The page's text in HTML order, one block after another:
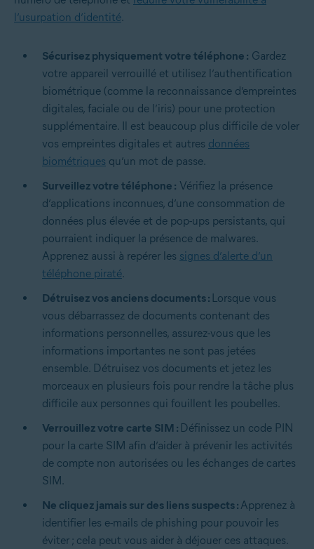
l’usurpation d’identité.
Sécurisez physiquement votre téléphone : Gardez
votre appareil verrouillé et utilisez l’authentification
biométrique (comme la reconnaissance d’empreintes
digitales, faciale ou de l’iris) pour une protection
supplémentaire. Il est beaucoup plus difficile de voler
vos empreintes digitales et autres données
biométriques qu’un mot de passe.
Surveillez votre téléphone : Vérifiez la présence
d’applications inconnues, d’une consommation de
données plus élevée et de pop-ups persistants, qui
pourraient indiquer la présence de malwares.
Apprenez aussi à repérer les signes d’alerte d’un
téléphone piraté.
Détruisez vos anciens documents : Lorsque vous
vous débarrassez de documents contenant des
informations personnelles, assurez-vous que les
informations importantes ne sont pas jetées
ensemble. Détruisez vos documents et jetez les
morceaux en plusieurs fois pour rendre la tâche plus
difficile aux personnes qui fouillent les poubelles.
Verrouillez votre carte SIM : Définissez un code PIN
pour la carte SIM afin d’aider à prévenir les activités
de compte non autorisées ou les échanges de cartes
SIM.
Ne cliquez jamais sur des liens suspects : Apprenez à
identifier les e-mails de phishing pour pouvoir les
éviter ; cela peut vous aider à déjouer ces attaques.